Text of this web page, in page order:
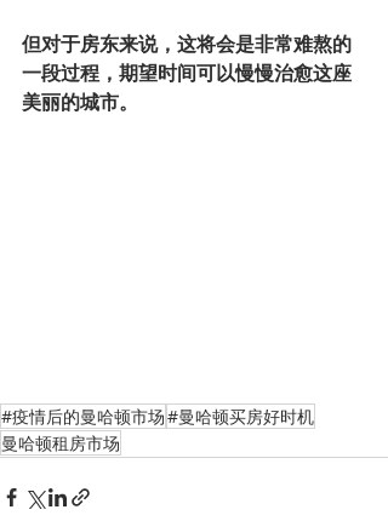
但对于房东来说，这将会是非常难熬的
一段过程，期望时间可以慢慢治愈这座
美丽的城市。
#疫情后的曼哈顿市场#曼哈顿买房好时机
曼哈顿租房市场